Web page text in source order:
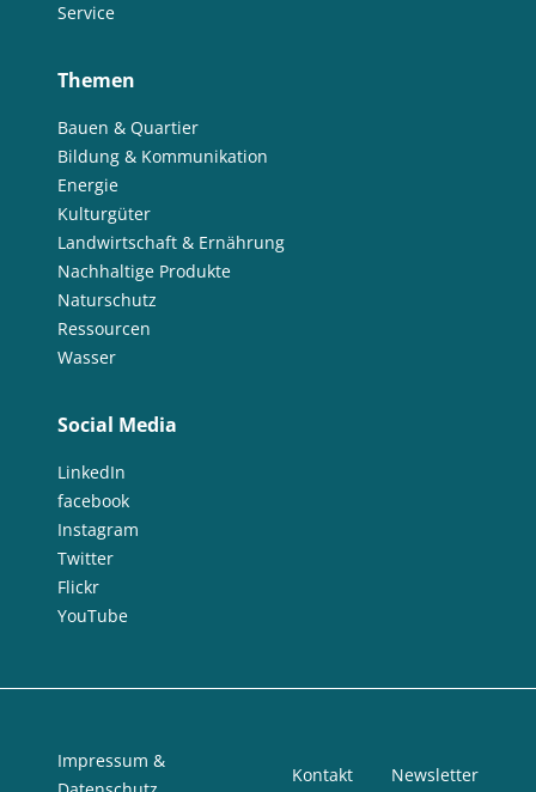
Service
Themen
Bauen & Quartier
Bildung & Kommunikation
Energie
Kulturgüter
Landwirtschaft & Ernährung
Nachhaltige Produkte
Naturschutz
Ressourcen
Wasser
Social Media
LinkedIn
facebook
Instagram
Twitter
Flickr
YouTube
Impressum &
Kontakt Newsletter